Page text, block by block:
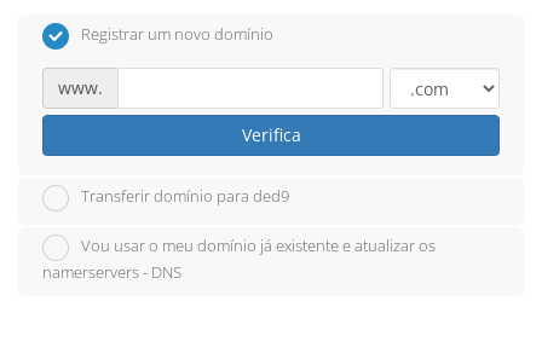
Registrar um novo domínio
www.
Verifica
Transferir domínio para ded9
Vou usar o meu domínio já existente e atualizar os
namerservers - DNS